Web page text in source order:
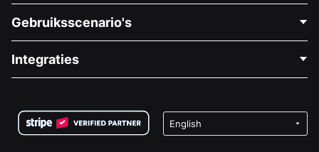
Over Ons
Vacatures
Privacy
Gebruiksscenario's
Medische Fondsenwerving
Goede Doelen Fondsenwerving
Integraties
Wix Donatie Plugin